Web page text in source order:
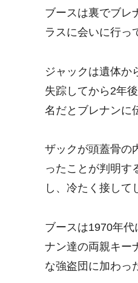
ブースは裏でブレ
ラスに会いに行っ
ジャックは遺体か
失踪してから2年
名だとブレナンに
ザックが頭蓋骨の
ったことが判明す
し、冷たく接して
ブースは1970年
ナン達の両親キー
な強盗団に加わっ